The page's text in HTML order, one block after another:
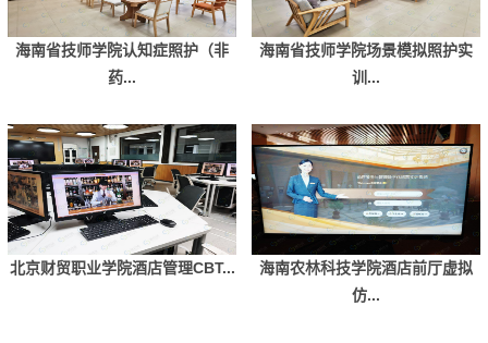
海南省技师学院认知症照护（非
药...
海南省技师学院场景模拟照护实
训...
北京财贸职业学院酒店管理CBT...
海南农林科技学院酒店前厅虚拟
仿...